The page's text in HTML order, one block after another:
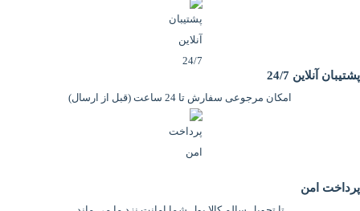
پشتیبان آنلاین 24/7
امکان مرجوعی سفارش تا 24 ساعت (قبل از ارسال)
پرداخت امن